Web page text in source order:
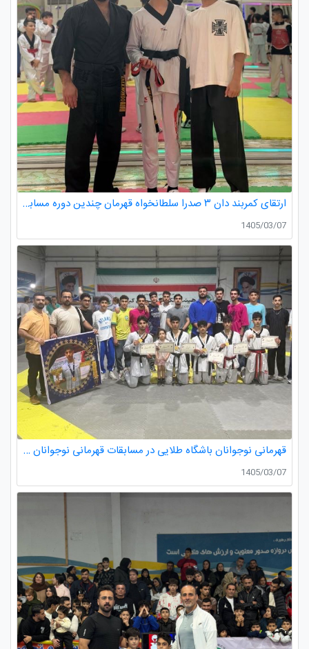
ارتقای کمربند دان ۳ صدرا سلطانخواه قهرمان چندین دوره مسابقات استانی و کشوری در رده سنی خردسالان و نونهالان
1405/03/07
قهرمانی نوجوانان باشگاه طلایی در مسابقات قهرمانی نوجوانان تکواندو استان گیلان
1405/03/07